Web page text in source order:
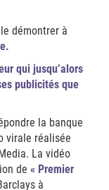
démontrer à
qui jusqu’alors
publicités que
la banque
virale réalisée
La vidéo
de « Premier
à